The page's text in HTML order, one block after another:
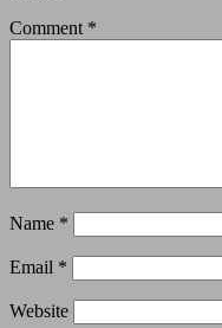
Comment *
Name *
Email *
Website